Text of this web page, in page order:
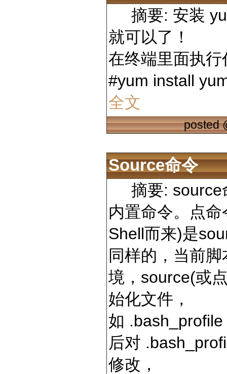
摘要: 安装
就可以了！
在终端里面执行
#yum install
全文
posted
Source命令
摘要: source
内置命令。点
Shell而来)是
同样的，当前
境，source(或
始化文件，
如
后对
修改，